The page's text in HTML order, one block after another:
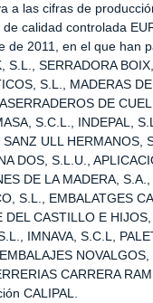
a las cifras de
calidad controlada
de 2011, en el que han
S.L., SERRADORA
S.L., MADERAS DE
DE
S.C.L., INDEPAL,
ULL HERMANOS,
DOS, S.L.U.,
DE LA MADERA, S.A.,
S.L., EMBALATGES
DEL CASTILLO E HIJOS,
IMNAVA, S.C.L,
NOVALGOS,
CARRERA
CALIPAL.